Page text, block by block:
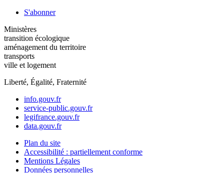
S'abonner
Ministères
transition écologique
aménagement du territoire
transports
ville et logement
Liberté, Égalité, Fraternité
info.gouv.fr
service-public.gouv.fr
legifrance.gouv.fr
data.gouv.fr
Plan du site
Accessibilité : partiellement conforme
Mentions Légales
Données personnelles